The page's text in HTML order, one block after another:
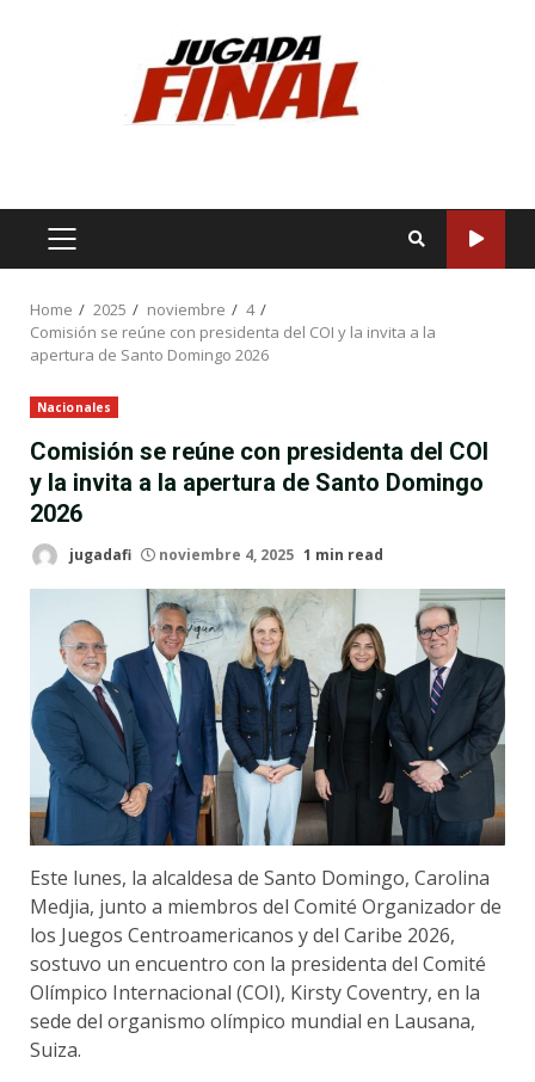
PRIMARY
Home 2025 noviembre
4
Comisión se reúne con presidenta del COI y la invita a la
apertura de Santo Domingo 2026
Nacionales
Comisión se reúne con presidenta del COI
y la invita a la apertura de Santo Domingo
2026
jugadafi noviembre 4, 2025 1 min read
Este lunes, la alcaldesa de Santo Domingo, Carolina
Medjia, junto a miembros del Comité Organizador de
los Juegos Centroamericanos y del Caribe 2026,
sostuvo un encuentro con la presidenta del Comité
Olímpico Internacional (COI), Kirsty Coventry, en la
sede del organismo olímpico mundial en Lausana,
Suiza.